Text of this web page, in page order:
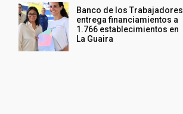
Banco de los Trabajadores
entrega financiamientos a
1.766 establecimientos en
La Guaira